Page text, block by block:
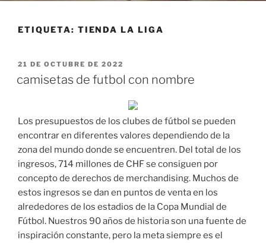
ETIQUETA: TIENDA LA LIGA
PUBLICADO
21 DE OCTUBRE DE 2022
camisetas de futbol con nombre
Los presupuestos de los clubes de fútbol se pueden
encontrar en diferentes valores dependiendo de la
zona del mundo donde se encuentren. Del total de los
ingresos, 714 millones de CHF se consiguen por
concepto de derechos de merchandising. Muchos de
estos ingresos se dan en puntos de venta en los
alrededores de los estadios de la Copa Mundial de
Fútbol. Nuestros 90 años de historia son una fuente de
inspiración constante, pero la meta siempre es el